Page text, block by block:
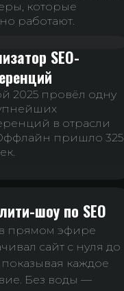
которые
работают.
SEO-
2025 провёл одну
в отрасли
пришло 325
шоу по SEO
прямом эфире
сайт с нуля до
каждое
Без воды —